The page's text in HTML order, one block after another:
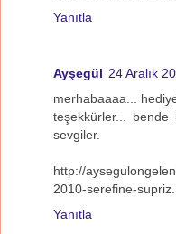
Yanıtla
Ayşegül 24 Aralık
merhabaaaa...
teşekkürler... bende
sevgiler.
http://
2010-serefine-
Yanıtla